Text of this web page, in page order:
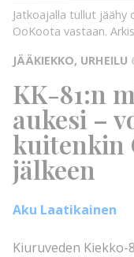
Jatkoajalla tullut jäähy
OoKoota vastaan.
JÄÄKIEKKO, URHEILU
KK-81:n
aukesi –
kuitenkin
jälkeen
Aku Laatikainen
Kiuruveden